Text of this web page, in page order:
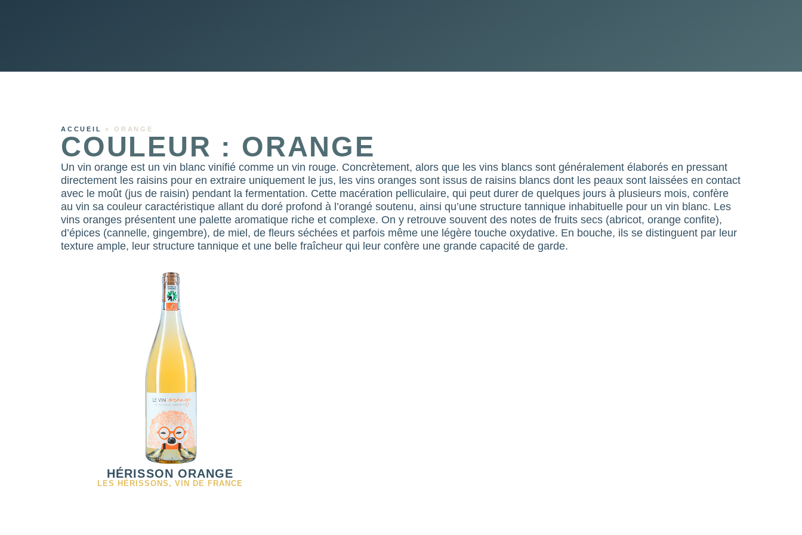
ACCUEIL »ORANGE
COULEUR : ORANGE
Un vin orange est un vin blanc vinifié comme un vin rouge. Concrètement, alors que les vins blancs sont généralement élaborés en pressant
directement les raisins pour en extraire uniquement le jus, les vins oranges sont issus de raisins blancs dont les peaux sont laissées en contact
avec le moût (jus de raisin) pendant la fermentation. Cette macération pelliculaire, qui peut durer de quelques jours à plusieurs mois, confère
au vin sa couleur caractéristique allant du doré profond à l’orangé soutenu, ainsi qu’une structure tannique inhabituelle pour un vin blanc. Les
vins oranges présentent une palette aromatique riche et complexe. On y retrouve souvent des notes de fruits secs (abricot, orange confite),
d’épices (cannelle, gingembre), de miel, de fleurs séchées et parfois même une légère touche oxydative. En bouche, ils se distinguent par leur
texture ample, leur structure tannique et une belle fraîcheur qui leur confère une grande capacité de garde.
HÉRISSON ORANGE
LES HÉRISSONS ,VIN DE FRANCE